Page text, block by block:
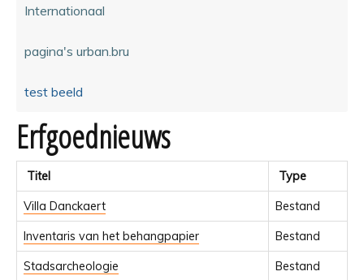
Internationaal
pagina's urban.bru
test beeld
Erfgoednieuws
Titel Type
Villa Danckaert Bestand
Inventaris van het behangpapier Bestand
Stadsarcheologie Bestand